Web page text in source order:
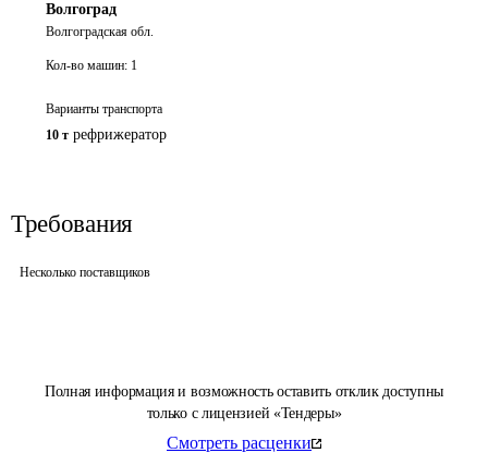
Полная информация и возможность оставить отклик доступны
только с лицензией «Тендеры»
Смотреть расценки
Волгоград
Волгоградская обл.
Кол-во машин: 1
Варианты транспорта
10 т рефрижератор
Требования
Несколько поставщиков